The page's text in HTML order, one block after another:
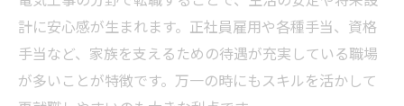
計に安心感が生まれます。正社員雇用や各種手当、資格
手当など、家族を支えるための待遇が充実している職場
が多いことが特徴です。万一の時にもスキルを活かして